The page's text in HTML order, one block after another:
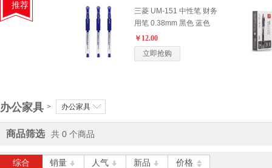
推荐
三菱 UM-151 中性笔 财务
用笔 0.38mm 黑色 蓝色
￥12.00
立即抢购
￥12.00
办公家具 > 办公家具
商品筛选 共 0 个商品
综合 销量 人气 新品 价格